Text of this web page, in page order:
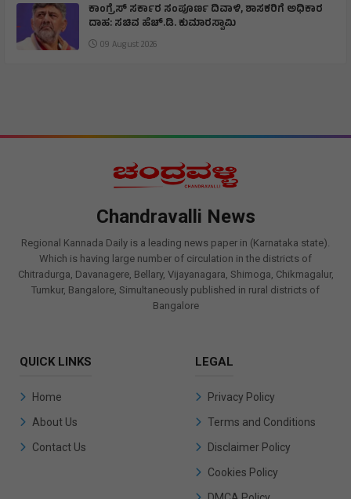
ಕಾಂಗ್ರೆಸ್ ಸರ್ಕಾರ ಸಂಪೂರ್ಣ ದಿವಾಳಿ, ಶಾಸಕರಿಗೆ ಅಧಿಕಾರ
ದಾಹ: ಸಚಿವ ಹೆಚ್.ಡಿ. ಕುಮಾರಸ್ವಾಮಿ
09 August 2026
Chandravalli News
Regional Kannada Daily is a leading news paper in (Karnataka state).
Which is having large number of circulation in the districts of
Chitradurga, Davanagere, Bellary, Vijayanagara, Shimoga, Chikmagalur,
Tumkur, Bangalore, Simultaneously published in rural districts of
Bangalore
QUICK LINKS
Home
About Us
Contact Us
LEGAL
Privacy Policy
Terms and Conditions
Disclaimer Policy
Cookies Policy